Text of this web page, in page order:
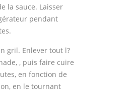
la sauce. Laisser
pendant
gril. Enlever tout l?
, puis faire cuire
en fonction de
en le tournant